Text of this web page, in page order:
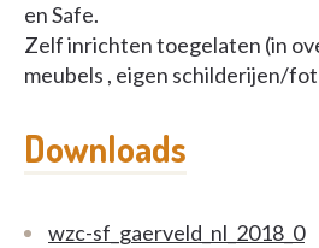
en Safe.
Zelf inrichten toegelaten (in
meubels , eigen schilderijen/
Downloads
wzc-sf_gaerveld_nl_2018_0